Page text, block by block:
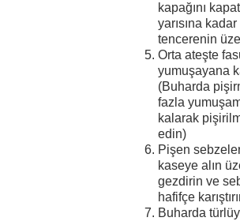
kapağını
yarısına
tencerenin
Orta ateşte
yumuşayana
(Buharda
fazla
kalarak
edin)
Pişen
kaseye alın
gezdirin ve
hafifçe
Buharda